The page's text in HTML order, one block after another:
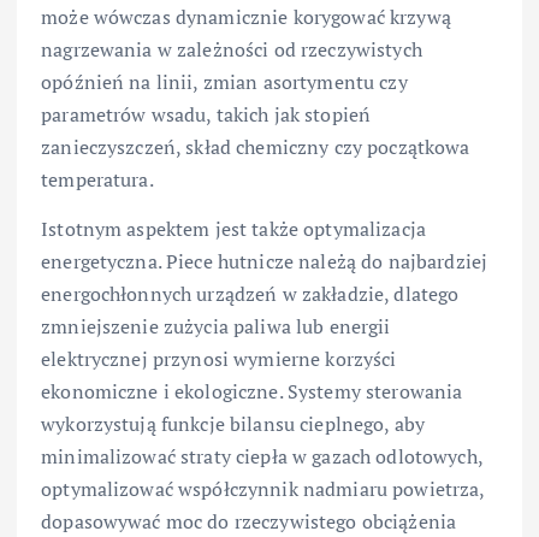
może wówczas dynamicznie korygować krzywą
nagrzewania w zależności od rzeczywistych
opóźnień na linii, zmian asortymentu czy
parametrów wsadu, takich jak stopień
zanieczyszczeń, skład chemiczny czy początkowa
temperatura.
Istotnym aspektem jest także optymalizacja
energetyczna. Piece hutnicze należą do najbardziej
energochłonnych urządzeń w zakładzie, dlatego
zmniejszenie zużycia paliwa lub energii
elektrycznej przynosi wymierne korzyści
ekonomiczne i ekologiczne. Systemy sterowania
wykorzystują funkcje bilansu cieplnego, aby
minimalizować straty ciepła w gazach odlotowych,
optymalizować współczynnik nadmiaru powietrza,
dopasowywać moc do rzeczywistego obciążenia